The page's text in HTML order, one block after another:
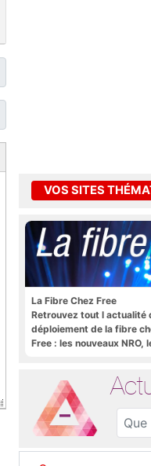
VOS SITES
La Fibre Chez Free
Retrouvez tout l actualité
déploiement de la fibre
Free : les nouveaux NRO,